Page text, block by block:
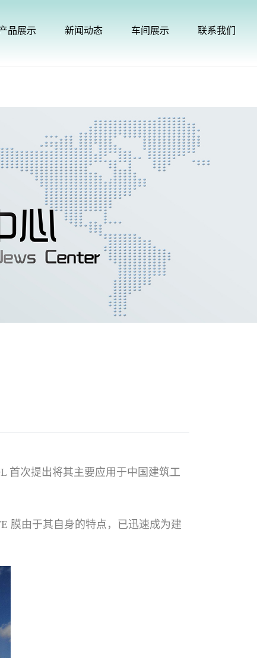
品展示 新闻动态 车间展示 联系我们
首次提出将其主要应用于中国建筑工
膜由于其自身的特点，已迅速成为建